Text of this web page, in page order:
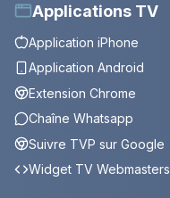
Applications TV
Application iPhone
Application Android
Extension Chrome
Chaîne Whatsapp
Suivre TVP sur Google
Widget TV Webmasters